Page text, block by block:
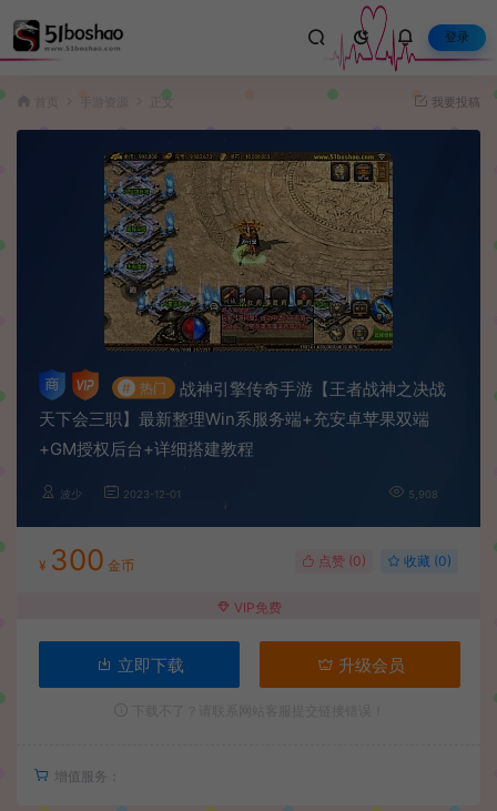
登录
手游资源 正文 我要投稿
# 热门
战神引擎传奇手游【王者战神之决战
天下会三职】最新整理Win系服务端+充安卓苹果双端
+GM授权后台+详细搭建教程
波少 2023-12-01 5,908
¥ 300 金币 点赞 (0) 收藏 (0)
VIP免费
立即下载 升级会员
增值服务：